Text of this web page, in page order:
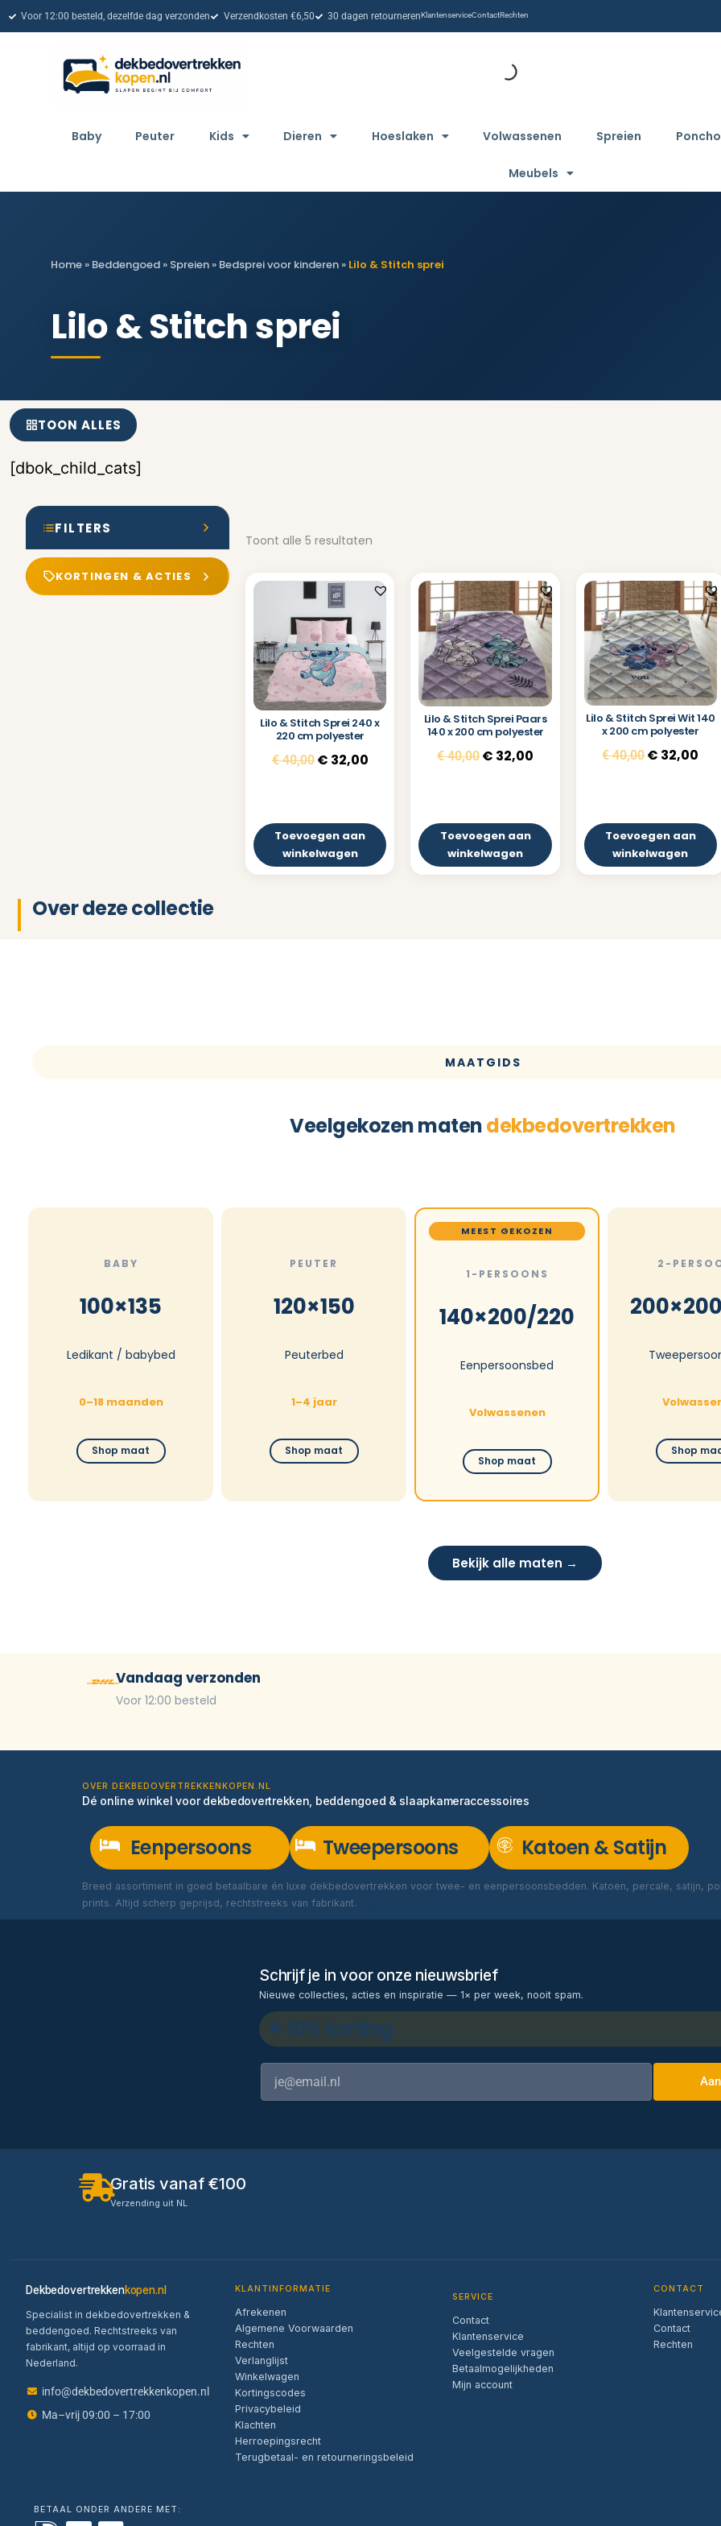
Voor 12:00 besteld, dezelfde dag verzonden Verzendkosten €6,50 30 dagen retournerenKlantenserviceContactRechten
Baby Peuter Kids Dieren Hoeslaken Volwassenen Spreien Poncho
Meubels
Home » Beddengoed » Spreien » Bedsprei voor kinderen » Lilo & Stitch sprei
Lilo & Stitch sprei
TOON ALLES
[dbok_child_cats]
FILTERS
KORTINGEN & ACTIES
Toont alle 5 resultaten
Lilo & Stitch Sprei 240 x
220 cm polyester
€40,00 € 32,00
Toevoegen aan
winkelwagen
Lilo & Stitch Sprei Paars
140 x 200 cm polyester
€40,00 € 32,00
Toevoegen aan
winkelwagen
Lilo & Stitch Sprei Wit 140
x 200 cm polyester
€40,00€ 32,00
Toevoegen aan
winkelwagen
Over deze collectie
MAATGIDS
Veelgekozen matendekbedovertrekken
BABY
100×135
Ledikant / babybed
0–18 maanden
Shop maat
PEUTER
120×150
Peuterbed
1–4 jaar
Shop maat
MEEST GEKOZEN
1-PERSOONS
140×200/220
Eenpersoonsbed
Volwassenen
Shop maat
2-
Shop
Bekijk alle maten →
Vandaag verzonden
Voor 12:00 besteld
OVER DEKBEDOVERTREKKENKOPEN.NL
Dé online winkel voor dekbedovertrekken, beddengoed & slaapkameraccessoires
Eenpersoons Tweepersoons Katoen & Satijn
Breed assortiment in goed betaalbare én luxe dekbedovertrekken voor twee- en eenpersoonsbedden. Katoen, percale, satijn,
prints. Altijd scherp geprijsd, rechtstreeks van fabrikant.
Schrijf je in voor onze nieuwsbrief
Nieuwe collecties, acties en inspiratie — 1× per week, nooit spam.
✦ 10% korting
Gratis vanaf €100
Verzending uit NL
Dekbedovertrekkenkopen.nl
Specialist in dekbedovertrekken &
beddengoed. Rechtstreeks van
fabrikant, altijd op voorraad in
Nederland.
info@dekbedovertrekkenkopen.nl
Ma–vrij 09:00 – 17:00
KLANTINFORMATIE
Afrekenen
Algemene Voorwaarden
Rechten
Verlanglijst
Winkelwagen
Kortingscodes
Privacybeleid
Klachten
Herroepingsrecht
Terugbetaal- en retourneringsbeleid
SERVICE
Contact
Klantenservice
Veelgestelde vragen
Betaalmogelijkheden
Mijn account
CONTACT
Contact
Rechten
BETAAL ONDER ANDERE MET: